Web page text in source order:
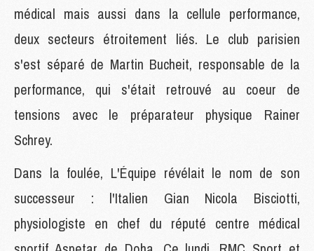
médical mais aussi dans la cellule performance,
deux secteurs étroitement liés. Le club parisien
s'est séparé de Martin Bucheit, responsable de la
performance, qui s'était retrouvé au coeur de
tensions avec le préparateur physique Rainer
Schrey.
Dans la foulée, L'Équipe révélait le nom de son
successeur : l'Italien Gian Nicola Bisciotti,
physiologiste en chef du réputé centre médical